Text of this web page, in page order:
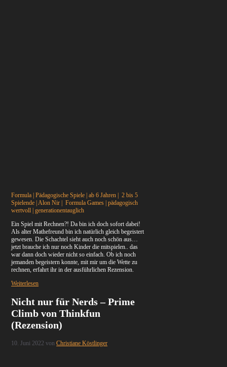
Formula | Pädagogische Spiele | ab 6 Jahren | 2 bis 5
Spielende | Alon Nir | Formula Games | pädagogisch
wertvoll | generationentauglich
Ein Spiel mit Rechnen?! Da bin ich doch sofort dabei!
Als alter Mathefreund bin ich natürlich gleich begeistert
gewesen. Die Schachtel sieht auch noch schön aus…
jetzt brauche ich nur noch Kinder die mitspielen.. das
war dann doch wieder nicht so einfach. Ob ich noch
jemanden begeistern konnte, mit mir um die Wette zu
rechnen, erfahrt ihr in der ausführlichen Rezension.
Weiterlesen
Nicht nur für Nerds – Prime
Climb von Thinkfun
(Rezension)
10. Juni 2022 vonChristiane Köstlinger